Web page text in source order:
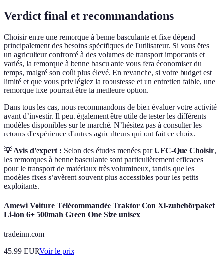
Verdict final et recommandations
Choisir entre une remorque à benne basculante et fixe dépend
principalement des besoins spécifiques de l'utilisateur. Si vous êtes
un agriculteur confronté à des volumes de transport importants et
variés, la remorque à benne basculante vous fera économiser du
temps, malgré son coût plus élevé. En revanche, si votre budget est
limité et que vous privilégiez la robustesse et un entretien faible, une
remorque fixe pourrait être la meilleure option.
Dans tous les cas, nous recommandons de bien évaluer votre activité
avant d’investir. Il peut également être utile de tester les différents
modèles disponibles sur le marché. N’hésitez pas à consulter les
retours d'expérience d'autres agriculteurs qui ont fait ce choix.
💡 Avis d'expert : Selon des études menées parUFC-Que Choisir,
les remorques à benne basculante sont particulièrement efficaces
pour le transport de matériaux très volumineux, tandis que les
modèles fixes s’avèrent souvent plus accessibles pour les petits
exploitants.
Amewi Voiture Télécommandée Traktor Con Xl-zubehörpaket
Li-ion 6+ 500mah Green One Size unisex
tradeinn.com
45.99 EURVoir le prix